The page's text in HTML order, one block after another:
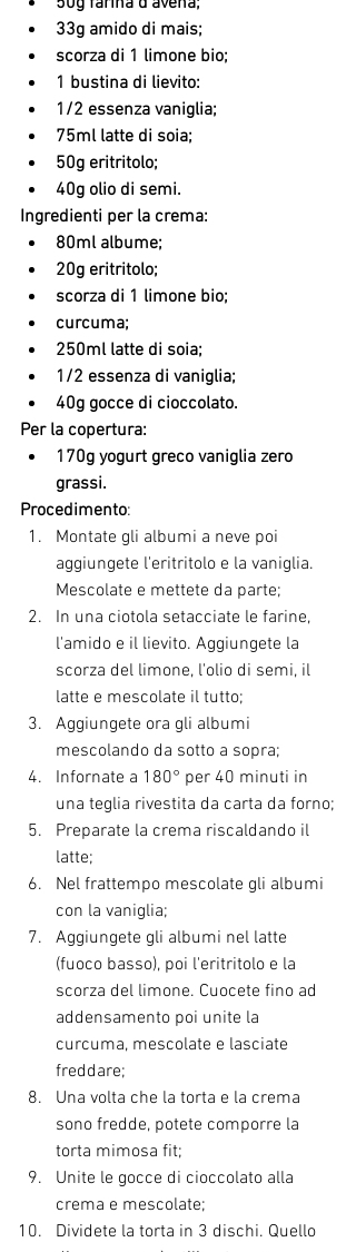
33g amido di mais;
scorza di 1 limone bio;
1 bustina di lievito:
1/2 essenza vaniglia;
75ml latte di soia;
50g eritritolo;
40g olio di semi.
Ingredienti per la crema:
80ml albume;
20g eritritolo;
scorza di 1 limone bio;
curcuma;
250ml latte di soia;
1/2 essenza di vaniglia;
40g gocce di cioccolato.
Per la copertura:
170g yogurt greco vaniglia zero
grassi.
Procedimento:
Montate gli albumi a neve poi
aggiungete l'eritritolo e la vaniglia.
Mescolate e mettete da parte;
In una ciotola setacciate le farine,
l'amido e il lievito. Aggiungete la
scorza del limone, l'olio di semi, il
latte e mescolate il tutto;
Aggiungete ora gli albumi
mescolando da sotto a sopra;
Infornate a 180° per 40 minuti in
una teglia rivestita da carta da forno;
Preparate la crema riscaldando il
latte;
Nel frattempo mescolate gli albumi
con la vaniglia;
Aggiungete gli albumi nel latte
(fuoco basso), poi l'eritritolo e la
scorza del limone. Cuocete fino ad
addensamento poi unite la
curcuma, mescolate e lasciate
freddare;
Una volta che la torta e la crema
sono fredde, potete comporre la
torta mimosa fit;
Unite le gocce di cioccolato alla
crema e mescolate;
Dividete la torta in 3 dischi. Quello